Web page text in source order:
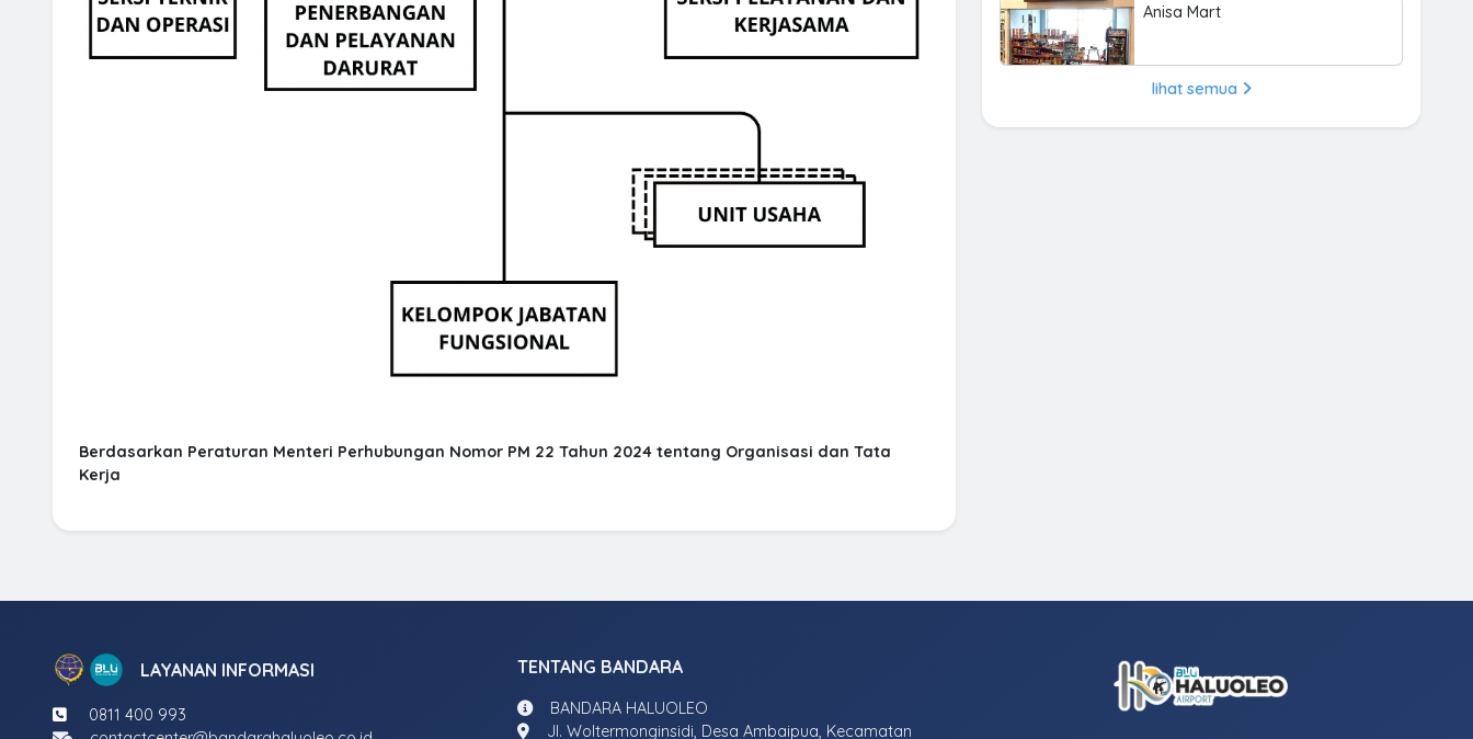
Berdasarkan Peraturan Menteri Perhubungan Nomor PM 22 Tahun 2024 tentang Organisasi dan Tata
Kerja
Anisa Mart
lihat semua
LAYANAN INFORMASI
0811 400 993
TENTANG BANDARA
BANDARA HALUOLEO
Jl. Woltermonginsidi, Desa Ambaipua, Kecamatan